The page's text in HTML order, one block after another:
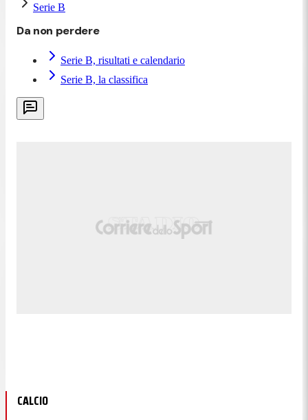
Serie B
Da non perdere
Serie B, risultati e calendario
Serie B, la classifica
CALCIO